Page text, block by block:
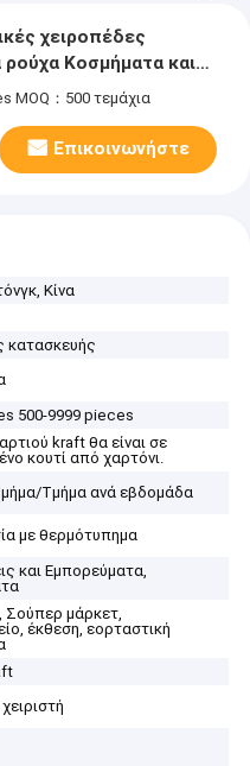
χειροπέδες
Κοσμήματα και
MOQ：500 τεμάχια
Επικοινωνήστε
Κίνα
κατασκευής
500-9999 pieces
kraft θα είναι σε
κουτί από χαρτόνι.
Τμήμα ανά εβδομάδα
με θερμότυπημα
και Εμπορεύματα,
μάρκετ,
έκθεση, εορταστική